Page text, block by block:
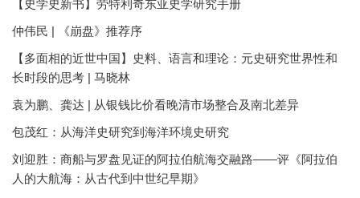
【史学史新书】劳特利奇东亚史学研究手册
仲伟民 | 《崩盘》推荐序
【多面相的近世中国】史料、语言和理论：元史研究世界性和
长时段的思考 | 马晓林
袁为鹏、龚达 | 从银钱比价看晚清市场整合及南北差异
包茂红：从海洋史研究到海洋环境史研究
刘迎胜：商船与罗盘见证的阿拉伯航海交融路——评《阿拉伯
人的大航海：从古代到中世纪早期》